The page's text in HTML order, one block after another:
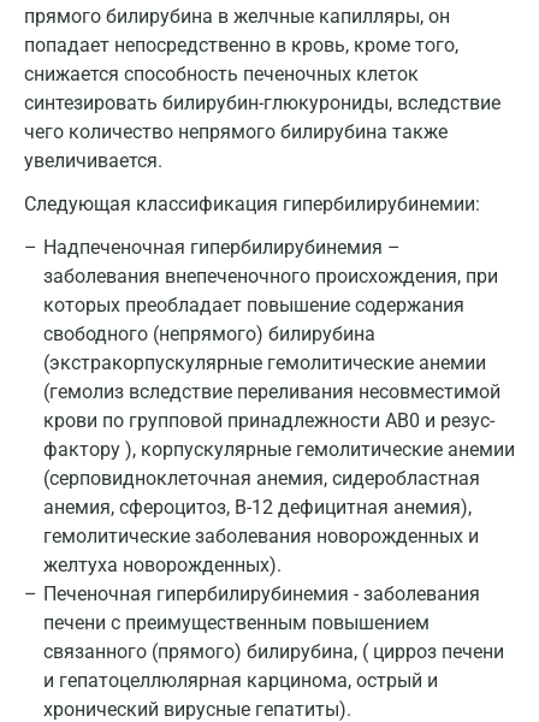
прямого билирубина в желчные капилляры, он
попадает непосредственно в кровь, кроме того,
снижается способность печеночных клеток
синтезировать билирубин-глюкурониды, вследствие
чего количество непрямого билирубина также
увеличивается.
Следующая классификация гипербилирубинемии:
Надпеченочная гипербилирубинемия –
заболевания внепеченочного происхождения, при
которых преобладает повышение содержания
свободного (непрямого) билирубина
(экстракорпускулярные гемолитические анемии
(гемолиз вследствие переливания несовместимой
крови по групповой принадлежности AB0 и резус-
фактору ), корпускулярные гемолитические анемии
(серповидноклеточная анемия, сидеробластная
анемия, сфероцитоз, В-12 дефицитная анемия),
гемолитические заболевания новорожденных и
желтуха новорожденных).
Печеночная гипербилирубинемия - заболевания
печени с преимущественным повышением
связанного (прямого) билирубина, ( цирроз печени
и гепатоцеллюлярная карцинома, острый и
хронический вирусные гепатиты).
Лобня
Люберцы
Майкоп
Мурино
Мурманск
Мытищи
Набережные Челны
Наро-Фоминск
Нижневартовск
Нижнекамск
Новокузнецк
Новороссийск
Новосибирск
Ногинск
Обнинск